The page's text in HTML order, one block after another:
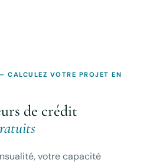
CALCULEZ VOTRE PROJET EN
de crédit
votre capacité